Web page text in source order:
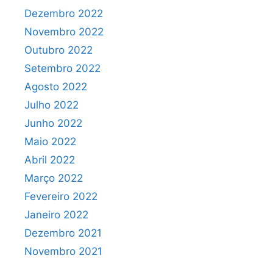
Dezembro 2022
Novembro 2022
Outubro 2022
Setembro 2022
Agosto 2022
Julho 2022
Junho 2022
Maio 2022
Abril 2022
Março 2022
Fevereiro 2022
Janeiro 2022
Dezembro 2021
Novembro 2021